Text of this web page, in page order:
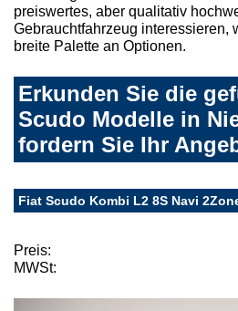
preiswertes, aber qualitativ
Gebrauchtfahrzeug interessieren,
breite Palette an Optionen.
Erkunden Sie die
Scudo Modelle in
fordern Sie Ihr
Fiat Scudo Kombi L2 8S Navi
Preis:
MWSt: